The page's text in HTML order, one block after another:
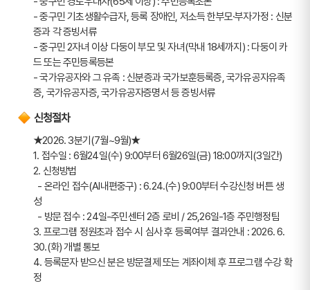
- 중구민 기초생활수급자, 등록 장애인, 저소득 한부모·부자가정 : 신분
증과 각 증빙서류
- 중구민 2자녀 이상 다둥이 부모 및 자녀(막내 18세까지) : 다둥이 카
드 또는 주민등록등본
- 국가유공자와 그 유족 : 신분증과 국가보훈등록증, 국가유공자유족
증, 국가유공자증, 국가유공자증명서 등 증빙서류
신청절차
★2026. 3분기(7월~9월)★
1. 접수일 : 6월24일(수) 9:00부터 6월26일(금) 18:00까지(3일간)
2. 신청방법
성
  - 방문 접수 : 24일-주민센터 2층 로비 / 25,26일-1층 주민행정팀
3. 프로그램 정원초과 접수 시 심사 후 등록여부 결과안내 : 2026. 6.
30.(화) 개별 통보
4. 등록문자 받으신 분은 방문결제 또는 계좌이체 후 프로그램 수강 확
정